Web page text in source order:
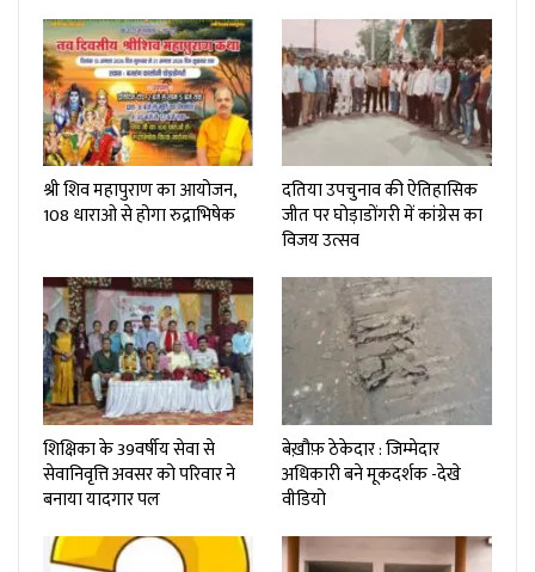
श्री शिव महापुराण का आयोजन,
108 धाराओ से होगा रुद्राभिषेक
दतिया उपचुनाव की ऐतिहासिक
जीत पर घोड़ाडोंगरी में कांग्रेस का
विजय उत्सव
शिक्षिका के 39वर्षीय सेवा से
सेवानिवृत्ति अवसर को परिवार ने
बनाया यादगार पल
बेख़ौफ़ ठेकेदार : जिम्मेदार
अधिकारी बने मूकदर्शक -देखे
वीडियो